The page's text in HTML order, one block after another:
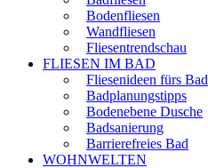
Bodenfliesen
Wandfliesen
Fliesentrendschau
FLIESEN IM BAD
Fliesenideen fürs Bad
Badplanungstipps
Bodenebene Dusche
Badsanierung
Barrierefreies Bad
WOHNWELTEN